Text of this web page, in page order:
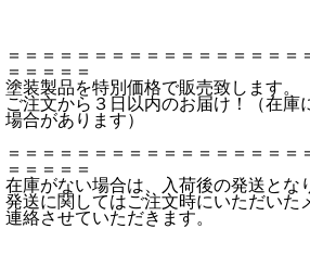
＝＝＝＝＝＝＝＝＝＝＝＝＝＝＝＝＝
＝＝＝＝＝
塗装製品を特別価格で販売致します。
ご注文から３日以内のお届け！（在庫
場合があります）
＝＝＝＝＝＝＝＝＝＝＝＝＝＝＝＝＝
＝＝＝＝＝
在庫がない場合は、入荷後の発送とな
発送に関してはご注文時にいただいた
連絡させていただきます。